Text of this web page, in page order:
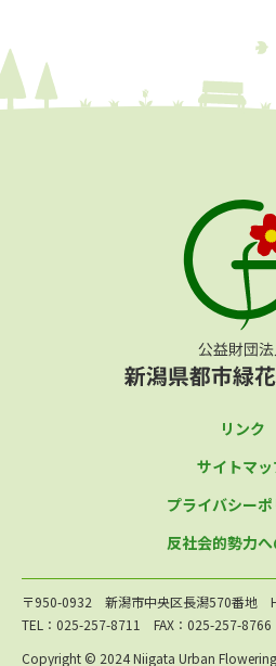
リンク
サイトマ
プライバシー
反社会的勢力
〒950-0932 新潟市中央区長潟570番地
TEL：025-257-8711 FAX：025-257-8766
Copyright © 2024 Niigata Urban